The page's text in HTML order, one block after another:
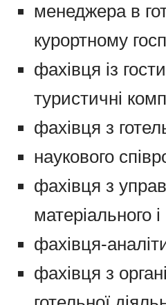
менеджера в
курортному
фахівця із
туристичні
фахівця з
наукового
фахівця з
матеріального
фахівця-
фахівця з